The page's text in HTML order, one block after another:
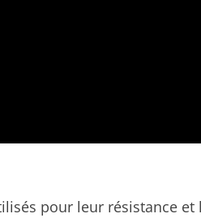
pour leur résistance et